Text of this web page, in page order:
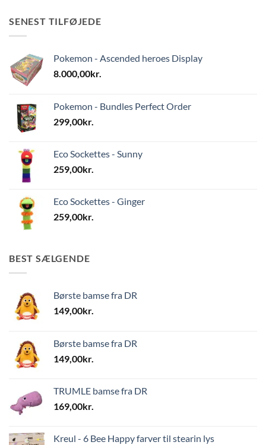
SENEST TILFØJEDE
Pokemon - Ascended heroes Display
8.000,00kr.
Pokemon - Bundles Perfect Order
299,00kr.
Eco Sockettes - Sunny
259,00kr.
Eco Sockettes - Ginger
259,00kr.
BEST SÆLGENDE
Børste bamse fra DR
149,00kr.
Børste bamse fra DR
149,00kr.
TRUMLE bamse fra DR
169,00kr.
Kreul - 6 Bee Happy farver til stearin lys